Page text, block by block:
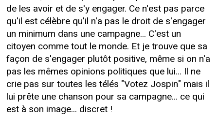
de les avoir et de s'y engager. Ce n'est pas parce
qu'il est célèbre qu'il n'a pas le droit de s'engager
un minimum dans une campagne... C'est un
citoyen comme tout le monde. Et je trouve que sa
façon de s'engager plutôt positive, même si on n'a
pas les mêmes opinions politiques que lui... Il ne
crie pas sur toutes les télés "Votez Jospin" mais il
lui prête une chanson pour sa campagne... ce qui
est à son image... discret !